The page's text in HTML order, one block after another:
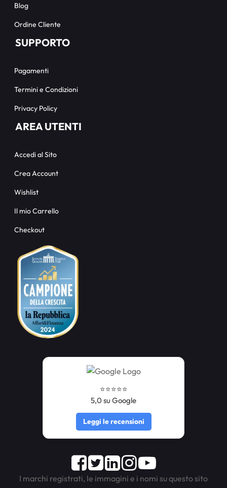
Blog
Ordine Cliente
SUPPORTO
Pagamenti
Termini e Condizioni
Privacy Policy
AREA UTENTI
Accedi al Sito
Crea Account
Wishlist
Il mio Carrello
Checkout
⭐️⭐️⭐️⭐️⭐️
5,0 su Google
Leggi le recensioni
Facebook
TwitterLinkedInInstagram
Youtube
I marchi registrati, le immagini e i nomi su questo sito